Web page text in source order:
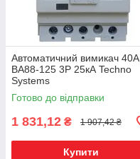
Автоматичний вимикач 40А
ВА88-125 3Р 25кА Techno
Systems
Готово до відправки
1 831,12 ₴ 1 907,42 ₴
Купити